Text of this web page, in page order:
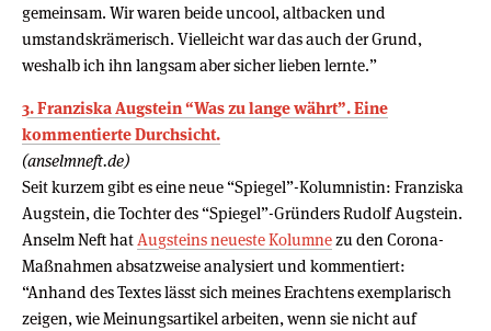
gemeinsam. Wir waren beide uncool, altbacken und
umstandskrämerisch. Vielleicht war das auch der Grund,
weshalb ich ihn langsam aber sicher lieben lernte.”
3. Franziska Augstein “Was zu lange währt”. Eine
kommentierte Durchsicht.
(anselmneft.de)
Seit kurzem gibt es eine neue “Spiegel”-Kolumnistin: Franziska
Augstein, die Tochter des “Spiegel”-Gründers Rudolf Augstein.
Anselm Neft hat Augsteins neueste Kolumne zu den Corona-
Maßnahmen absatzweise analysiert und kommentiert:
“Anhand des Textes lässt sich meines Erachtens exemplarisch
zeigen, wie Meinungsartikel arbeiten, wenn sie nicht auf